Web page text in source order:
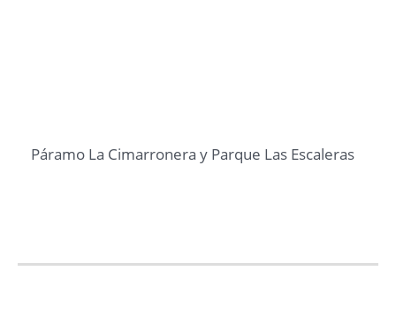
Páramo La Cimarronera y Parque Las Escaleras